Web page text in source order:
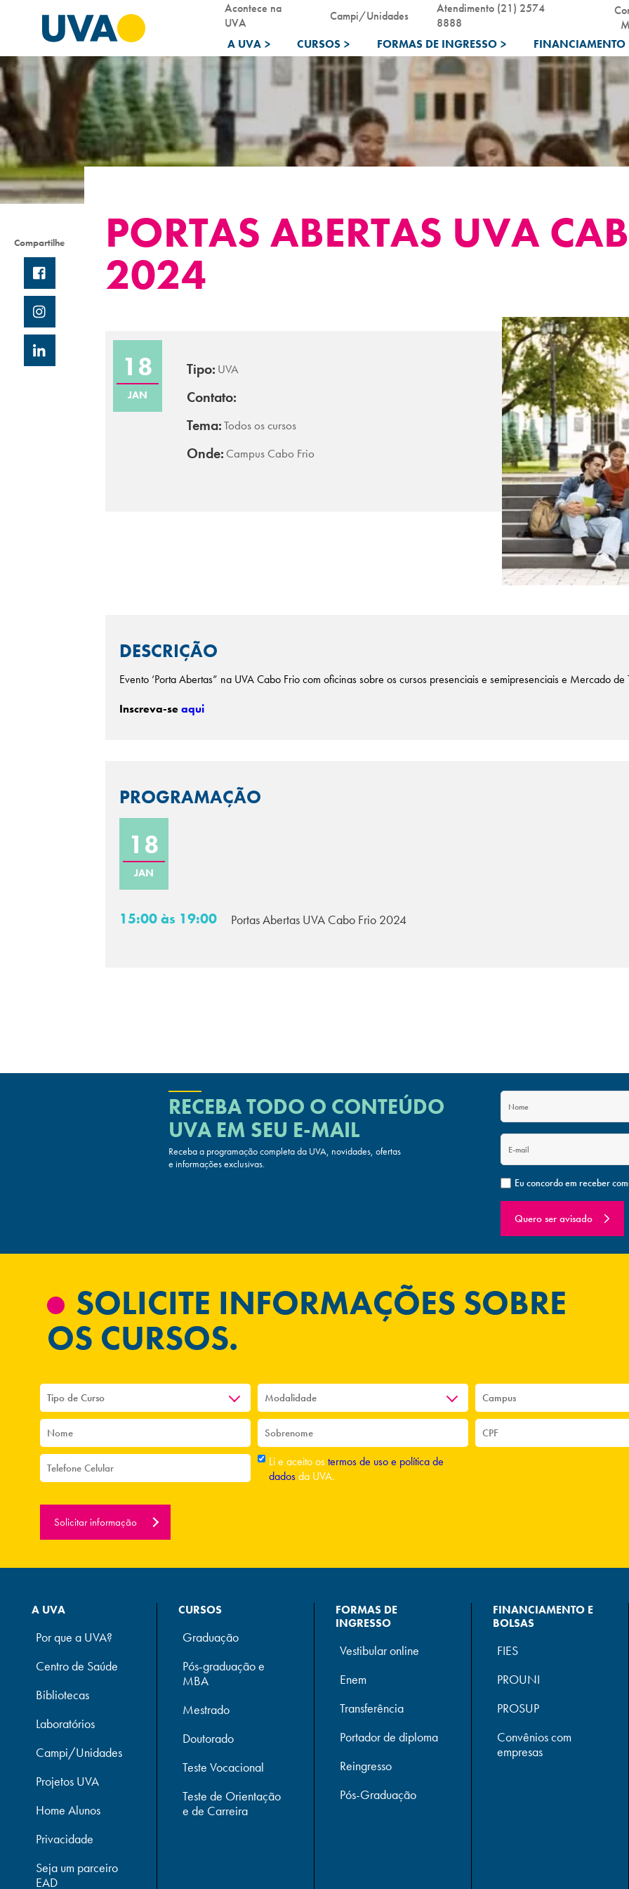
A UVA > CURSOS > FORMAS DE INGRESSO > FINANCIAMENTO
Acontece na
UVA
Campi/Unidades
Atendimento (21) 2574
8888
PORTAS ABERTAS UVA
2024
Compartilhe
18
JAN
Tipo: UVA
Contato:
Tema:Todos os cursos
Onde: Campus Cabo Frio
DESCRIÇÃO
Evento ‘Porta Abertas” na UVA Cabo Frio com oficinas sobre os cursos presenciais e semipresenciais e Mercado de
Inscreva-seaqui
PROGRAMAÇÃO
18
JAN
15:00 às 19:00 Portas Abertas UVA Cabo Frio 2024
RECEBA TODO O CONTEÚDO
UVAEM SEU E-MAIL
Receba a programação completa da UVA, novidades, ofertas
e informações exclusivas.
Eu concordo em receber
Quero ser avisado
SOLICITE INFORMAÇÕES SOBRE
OS CURSOS.
Li e aceito ostermos de uso e política de
dadosda UVA.
Solicitar informação
A UVA
Por que a UVA?
Centro de Saúde
Bibliotecas
Laboratórios
Campi/Unidades
Projetos UVA
Home Alunos
Privacidade
Seja um parceiro
EAD
CURSOS
Graduação
Pós-graduação e
MBA
Mestrado
Doutorado
Teste Vocacional
Teste de Orientação
e de Carreira
FORMAS DE
INGRESSO
Vestibular online
Enem
Transferência
Portador de diploma
Reingresso
Pós-Graduação
FINANCIAMENTO E
BOLSAS
FIES
PROUNI
PROSUP
Convênios com
empresas